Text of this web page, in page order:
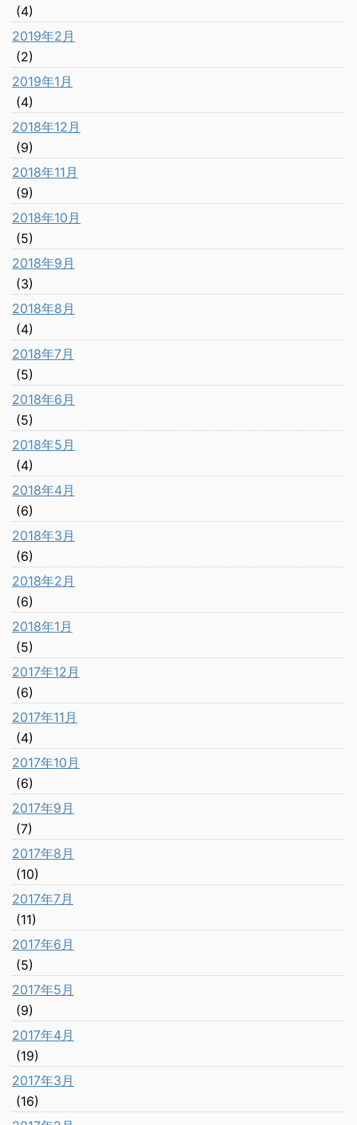
(4)
2019年2月
(2)
2019年1月
(4)
2018年12月
(9)
2018年11月
(9)
2018年10月
(5)
2018年9月
(3)
2018年8月
(4)
2018年7月
(5)
2018年6月
(5)
2018年5月
(4)
2018年4月
(6)
2018年3月
(6)
2018年2月
(6)
2018年1月
(5)
2017年12月
(6)
2017年11月
(4)
2017年10月
(6)
2017年9月
(7)
2017年8月
(10)
2017年7月
(11)
2017年6月
(5)
2017年5月
(9)
2017年4月
(19)
2017年3月
(16)